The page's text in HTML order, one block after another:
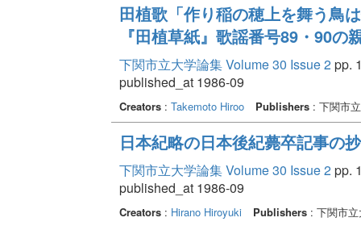
田植歌「作り稲の穂上を舞う鳥
『田植草紙』歌謡番号89・90の
下関市立大学論集 Volume 30 Issue 2pp.
published_at 1986-09
Creators: Takemoto Hiroo Publishers: 下関市
日本紀略の日本後紀薨卒記事の
下関市立大学論集 Volume 30 Issue 2pp.
published_at 1986-09
Creators: Hirano Hiroyuki Publishers: 下関市立